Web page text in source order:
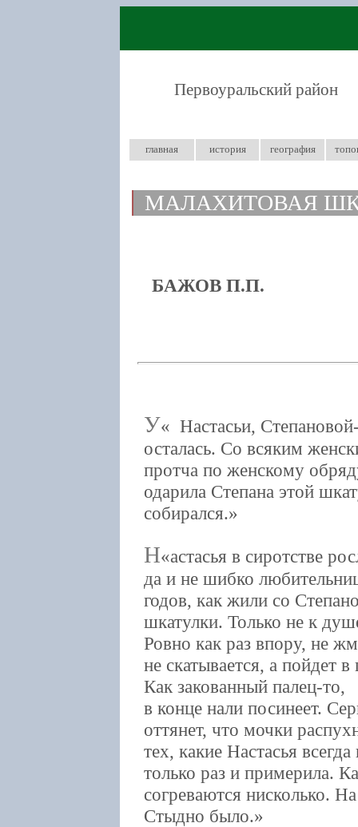
Первоуральский район
главная история география
МАЛАХИТОВАЯ
БАЖОВ П.П.
У
Настасьи,
осталась. Со всяким
протча по женскому
одарила Степана этой
собирался.
Н астасья в сиротстве
да и не шибко
годов, как жили со
шкатулки. Только не к
Ровно как раз впору, не
не скатывается, а пойдет
Как закованный палец-то,
в конце нали посинеет.
оттянет, что мочки
тех, какие Настасья
только раз и примерила.
согреваются нисколько.
Стыдно было.